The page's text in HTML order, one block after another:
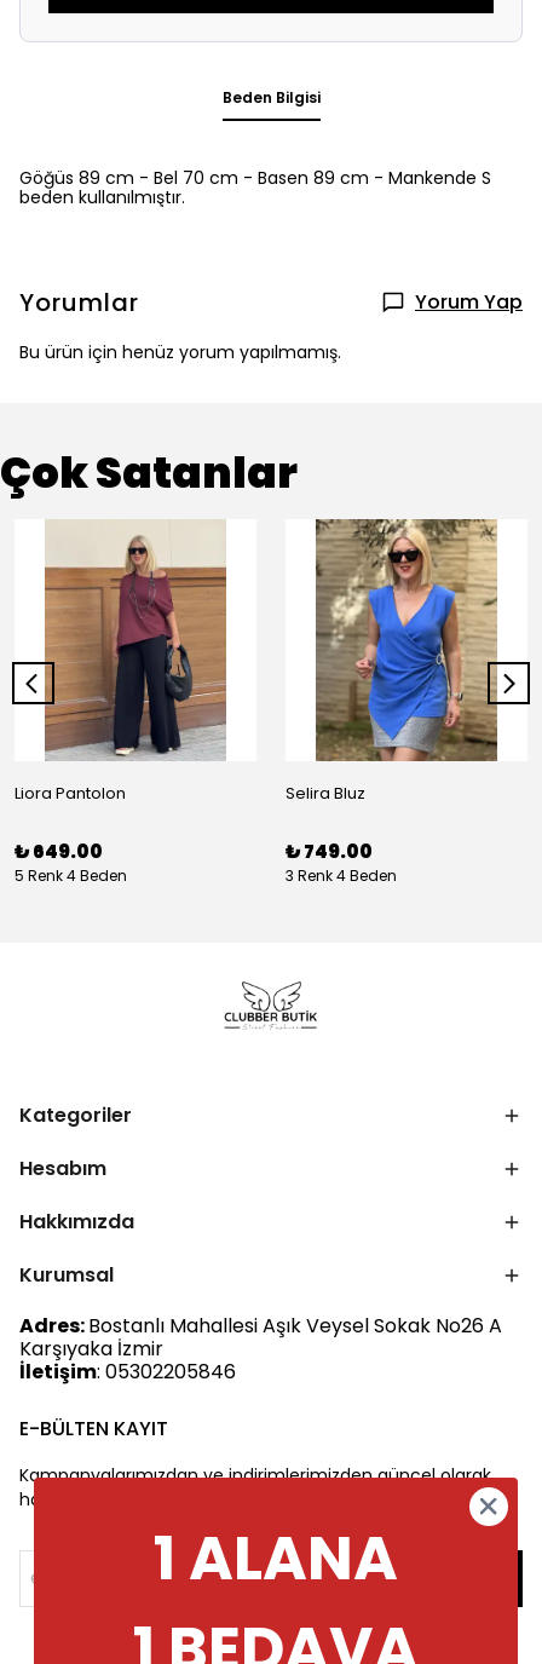
Beden Bilgisi
Göğüs 89 cm - Bel 70 cm - Basen 89 cm - Mankende S
beden kullanılmıştır.
Yorumlar Yorum Yap
Bu ürün için henüz yorum yapılmamış.
Çok Satanlar
Liora Pantolon
₺ 649.00
5 Renk 4 Beden
Selira Bluz
₺ 749.00
3 Renk 4 Beden
Kategoriler
Hesabım
Hakkımızda
Kurumsal
Adres:Bostanlı Mahallesi Aşık Veysel Sokak No26 A
Karşıyaka İzmir
İletişim: 05302205846
E-BÜLTEN KAYIT
Kampanyalarımızdan ve indirimlerimizden güncel olarak
haberdar olun.
1 ALANA